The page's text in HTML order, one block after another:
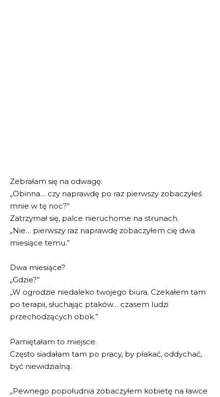
Zebrałam się na odwagę:
„Obinna… czy naprawdę po raz pierwszy zobaczyłeś
mnie w tę noc?”
Zatrzymał się, palce nieruchome na strunach.
„Nie… pierwszy raz naprawdę zobaczyłem cię dwa
miesiące temu.”
Dwa miesiące?
„Gdzie?”
„W ogrodzie niedaleko twojego biura. Czekałem tam
po terapii, słuchając ptaków… czasem ludzi
przechodzących obok.”
Pamiętałam to miejsce.
Często siadałam tam po pracy, by płakać, oddychać,
być niewidzialną.
„Pewnego popołudnia zobaczyłem kobietę na ławce